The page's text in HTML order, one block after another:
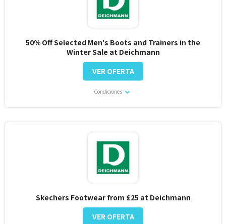
50% Off Selected Men's Boots and Trainers in the
Winter Sale at Deichmann
Condiciones
VER OFERTA
Skechers Footwear from £25 at Deichmann
VER OFERTA